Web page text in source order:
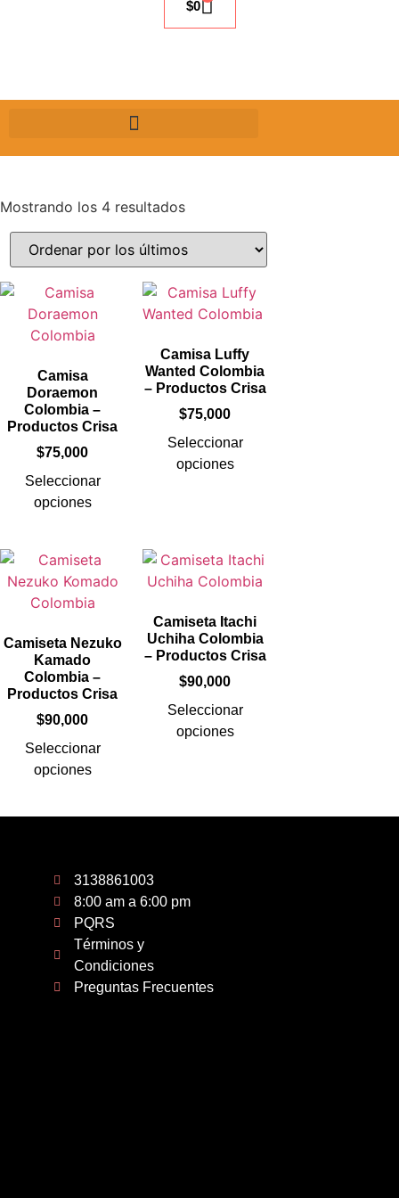
$0
Mostrando los 4 resultados
Camisa
Doraemon
Colombia –
Productos Crisa
$75,000
Seleccionar
opciones
Camisa Luffy
Wanted Colombia
– Productos Crisa
$75,000
Seleccionar
opciones
Camiseta Nezuko
Kamado
Colombia –
Productos Crisa
$90,000
Seleccionar
opciones
Camiseta Itachi
Uchiha Colombia
– Productos Crisa
$90,000
Seleccionar
opciones
3138861003
8:00 am a 6:00 pm
PQRS
Términos y
Condiciones
Preguntas Frecuentes